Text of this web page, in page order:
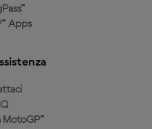
Apps
MotoGP™